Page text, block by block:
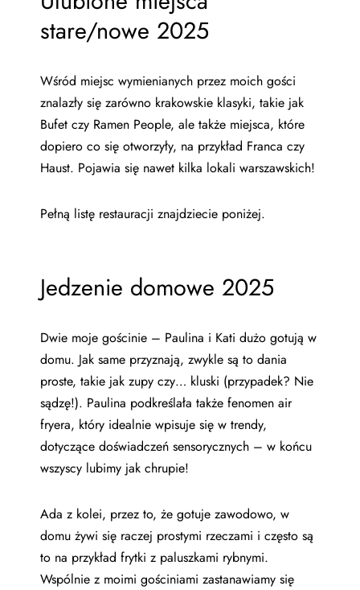
stare/nowe 2025
Wśród miejsc wymienianych przez moich gości
znalazły się zarówno krakowskie klasyki, takie jak
Bufet czy Ramen People, ale także miejsca, które
dopiero co się otworzyły, na przykład Franca czy
Haust. Pojawia się nawet kilka lokali warszawskich!
Pełną listę restauracji znajdziecie poniżej.
Jedzenie domowe 2025
Dwie moje gościnie – Paulina i Kati dużo gotują w
domu. Jak same przyznają, zwykle są to dania
proste, takie jak zupy czy… kluski (przypadek? Nie
sądzę!). Paulina podkreślała także fenomen air
fryera, który idealnie wpisuje się w trendy,
dotyczące doświadczeń sensorycznych – w końcu
wszyscy lubimy jak chrupie!
Ada z kolei, przez to, że gotuje zawodowo, w
domu żywi się raczej prostymi rzeczami i często są
to na przykład frytki z paluszkami rybnymi.
Wspólnie z moimi gościniami zastanawiamy się